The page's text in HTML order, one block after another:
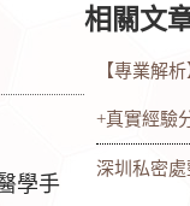
學手
相關文
【專業解
+真實經驗
深圳私密